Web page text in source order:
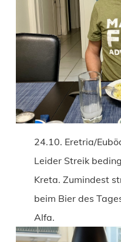
24.10. Eretria/
Leider Streik
Kreta. Zumindest
beim Bier des
Alfa.